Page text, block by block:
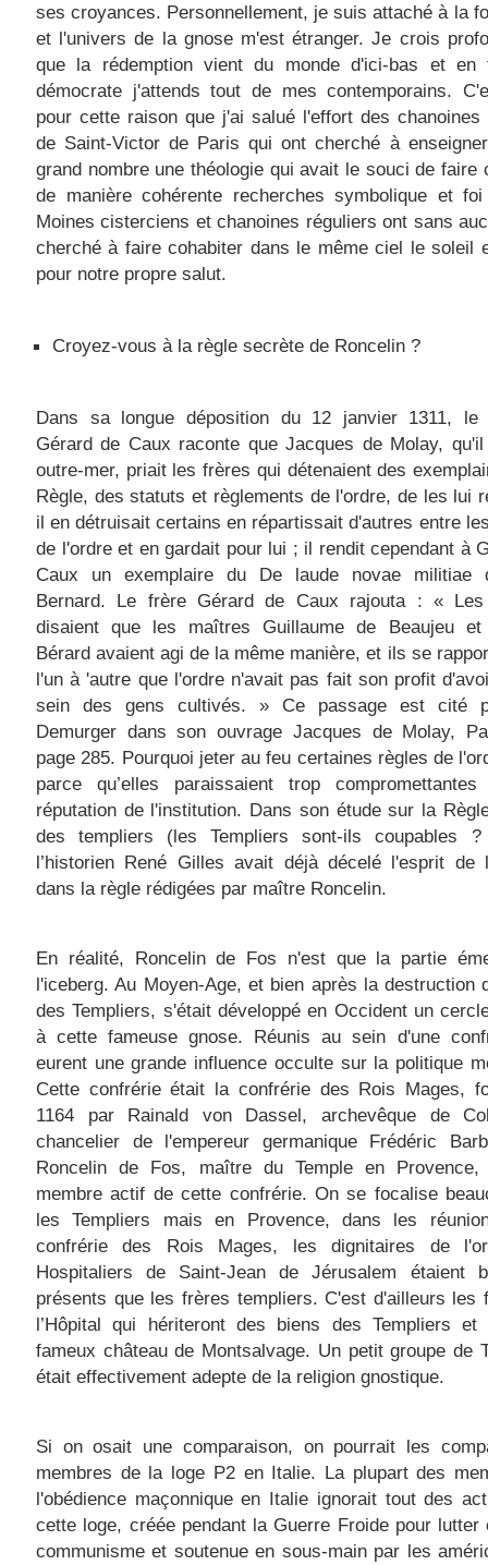
ses croyances. Personnellement, je suis attaché à la
et l'univers de la gnose m'est étranger. Je crois
que la rédemption vient du monde d'ici-bas et en
démocrate j'attends tout de mes contemporains.
pour cette raison que j'ai salué l'effort des chanoines
de Saint-Victor de Paris qui ont cherché à
grand nombre une théologie qui avait le souci de faire
de manière cohérente recherches symbolique et
Moines cisterciens et chanoines réguliers ont sans
cherché à faire cohabiter dans le même ciel le soleil
pour notre propre salut.
Croyez-vous à la règle secrète de Roncelin ?
Dans sa longue déposition du 12 janvier 1311, le
Gérard de Caux raconte que Jacques de Molay,
outre-mer, priait les frères qui détenaient des
Règle, des statuts et règlements de l'ordre, de les lui
il en détruisait certains en répartissait d'autres entre
de l'ordre et en gardait pour lui ; il rendit cependant à
Caux un exemplaire du De laude novae militiae
Bernard. Le frère Gérard de Caux rajouta : « Les
disaient que les maîtres Guillaume de Beaujeu et
Bérard avaient agi de la même manière, et ils se
l'un à 'autre que l'ordre n'avait pas fait son profit
sein des gens cultivés. » Ce passage est cité
Demurger dans son ouvrage Jacques de Molay,
page 285. Pourquoi jeter au feu certaines règles de
parce qu’elles paraissaient trop
réputation de l'institution. Dans son étude sur la
des templiers (les Templiers sont-ils coupables
l’historien René Gilles avait déjà décelé l'esprit de
dans la règle rédigées par maître Roncelin.
En réalité, Roncelin de Fos n'est que la partie
l'iceberg. Au Moyen-Age, et bien après la destruction
des Templiers, s'était développé en Occident un
à cette fameuse gnose. Réunis au sein d'une
eurent une grande influence occulte sur la politique
Cette confrérie était la confrérie des Rois Mages,
1164 par Rainald von Dassel, archevêque de
chancelier de l'empereur germanique Frédéric
Roncelin de Fos, maître du Temple en
membre actif de cette confrérie. On se focalise
les Templiers mais en Provence, dans les
confrérie des Rois Mages, les dignitaires de
Hospitaliers de Saint-Jean de Jérusalem étaient
présents que les frères templiers. C'est d'ailleurs les
l’Hôpital qui hériteront des biens des Templiers et
fameux château de Montsalvage. Un petit groupe de
était effectivement adepte de la religion gnostique.
Si on osait une comparaison, on pourrait les
membres de la loge P2 en Italie. La plupart des
l'obédience maçonnique en Italie ignorait tout des
cette loge, créée pendant la Guerre Froide pour lutter
communisme et soutenue en sous-main par les